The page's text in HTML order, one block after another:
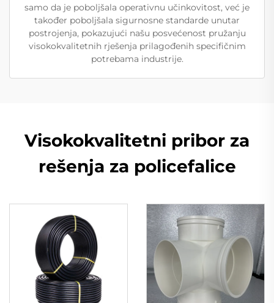
samo da je poboljšala operativnu učinkovitost, već je
također poboljšala sigurnosne standarde unutar
postrojenja, pokazujući našu posvećenost pružanju
visokokvalitetnih rješenja prilagođenih specifičnim
potrebama industrije.
Visokokvalitetni pribor za
rešenja za policefalice